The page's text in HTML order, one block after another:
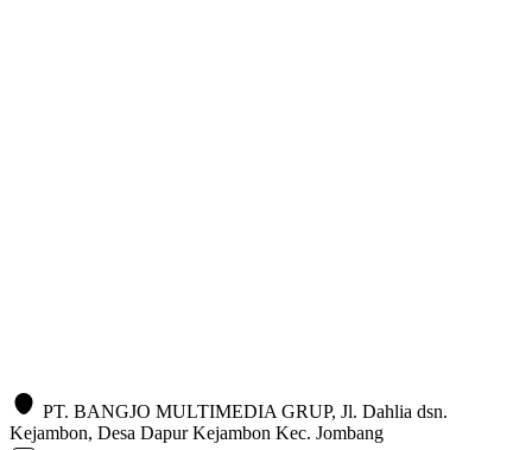
PT. BANGJO MULTIMEDIA GRUP, Jl. Dahlia dsn.
Kejambon, Desa Dapur Kejambon Kec. Jombang